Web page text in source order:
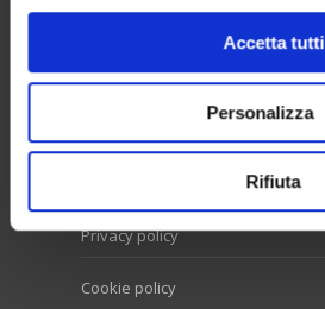
solo i cookie necessari.
Accetta tutti
Personalizza
Rifiuta
Privacy policy
Cookie policy